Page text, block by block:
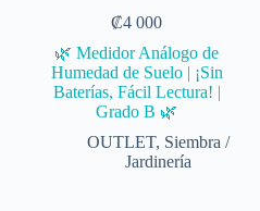
₡4 000
🌿 Medidor Análogo de
Humedad de Suelo | ¡Sin
Baterías, Fácil Lectura! |
Grado B 🌿
OUTLET, Siembra /
Jardinería